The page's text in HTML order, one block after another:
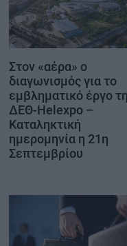
Στον «αέρα» ο
διαγωνισμός για το
εμβληματικό έργο
ΔΕΘ-Helexpo –
Καταληκτική
ημερομηνία η 21η
Σεπτεμβρίου